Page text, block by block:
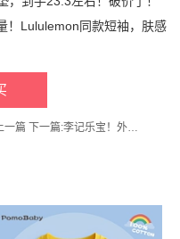
！Lululemon同款短袖，肤感
一篇 下一篇: 李记乐宝！外婆酸菜58g×15袋